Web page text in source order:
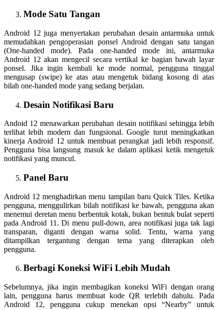
Mode Satu Tangan
Android 12 juga menyertakan perubahan desain antarmuka untuk
memudahkan pengoperasian ponsel Android dengan satu tangan
(One-handed mode). Pada one-handed mode ini, antarmuka
Android 12 akan mengecil secara vertikal ke bagian bawah layar
ponsel. Jika ingin kembali ke mode normal, pengguna tinggal
mengusap (swipe) ke atas atau mengetuk bidang kosong di atas
bilah one-handed mode yang sedang berjalan.
Desain Notifikasi Baru
Andoid 12 menawarkan perubahan desain notifikasi sehingga lebih
terlihat lebih modern dan fungsional. Google turut meningkatkan
kinerja Android 12 untuk membuat perangkat jadi lebih responsif.
Pengguna bisa langsung masuk ke dalam aplikasi ketik mengetuk
notifikasi yang muncul.
Panel Baru
Android 12 menghadirkan menu tampilan baru Quick Tiles. Ketika
pengguna, menggulirkan bilah notifikasi ke bawah, pengguna akan
menemui deretan menu berbentuk kotak, bukan bentuk bulat seperti
pada Android 11. Di menu pull-down, area notifikasi juga tak lagi
transparan, diganti dengan warna solid. Tentu, warna yang
ditampilkan tergantung dengan tema yang diterapkan oleh
pengguna.
Berbagi Koneksi WiFi Lebih Mudah
Sebelumnya, jika ingin membagikan koneksi WiFi dengan orang
lain, pengguna harus membuat kode QR terlebih dahulu. Pada
Android 12, pengguna cukup menekan opsi “Nearby” untuk